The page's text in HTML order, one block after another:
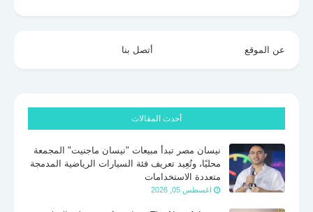
عن الموقع أتصل بنا
أحدث المقالات
نيسان مصر تبدأ مبيعات "نيسان ماجنيت" المجمعة
محليًا، وتُعِيد تعريف فئة السيارات الرياضية المدمجة
متعددة الاستخدامات
اغسطس 05, 2026